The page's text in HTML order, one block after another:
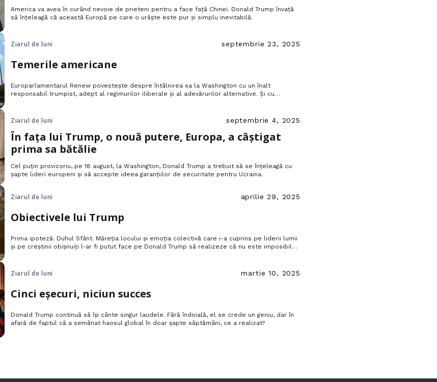
America va avea în curând nevoie de prieteni pentru a face față Chinei. Donald Trump învață
să înțeleagă că această Europă pe care o urăște este pur și simplu inevitabilă.
Ziarul de luni septembrie 23, 2025
Temerile americane
Europarlamentarul Renew povestește despre întâlnirea sa la Washington cu un înalt
responsabil trumpist, adept al regimurilor iliberale și al adevărurilor alternative. Și cu
Ziarul de luni septembrie 4, 2025
În fața lui Trump, o nouă putere, Europa, a câștigat
prima sa bătălie
Cel puțin provizoriu, pe 18 august, la Washington, Donald Trump a trebuit să se înțeleagă cu
șapte lideri europeni și să accepte ideea garanțiilor de securitate pentru Ucraina.
Ziarul de luni aprilie 29, 2025
Obiectivele lui Trump
Prima ipoteză: Duhul Sfânt. Măreția locului și emoția colectivă care i-a cuprins pe liderii lumii
și pe creștinii obișnuiți l-ar fi putut face pe Donald Trump să realizeze că nu este imposibil
Ziarul de luni martie 10, 2025
Cinci eșecuri, niciun succes
Donald Trump continuă să își cânte singur laudele. Fără îndoială, el se crede un geniu, dar în
afară de faptul că a semănat haosul global în doar șapte săptămâni, ce a realizat?